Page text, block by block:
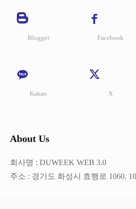
Blogger Facebook
Kakao X
About Us
회사명 : DUWEEK WEB 3.0
주소 : 경기도 화성시 효행로 1060.